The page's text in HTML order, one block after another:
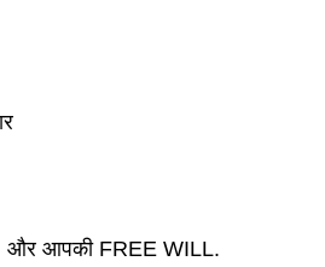
और आपकी FREE WILL.